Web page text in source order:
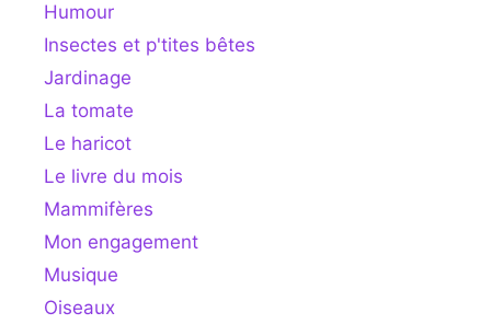
Humour
Insectes et p'tites bêtes
Jardinage
La tomate
Le haricot
Le livre du mois
Mammifères
Mon engagement
Musique
Oiseaux